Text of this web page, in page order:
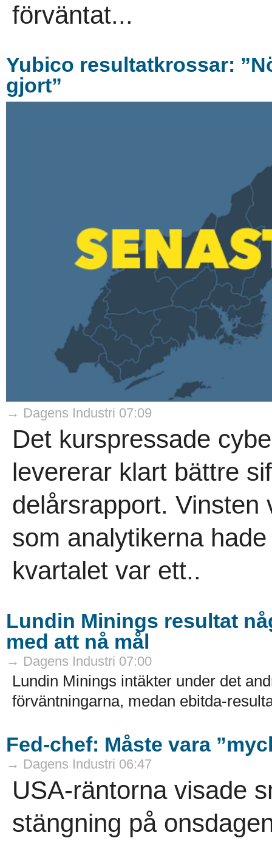
förväntat...
Yubico resultatkrossar:
gjort”
→ Dagens Industri 07:09
Det kurspressade
levererar klart bättre
delårsrapport. Vinsten
som analytikerna
kvartalet var ett..
Lundin Minings resultat
med att nå mål
→ Dagens Industri 07:00
Lundin Minings intäkter under det
förväntningarna, medan ebitda-
Fed-chef: Måste vara
→ Dagens Industri 06:47
USA-räntorna visade
stängning på